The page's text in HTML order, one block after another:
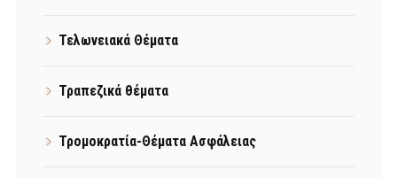
Τελωνειακά Θέματα
Τραπεζικά θέματα
Τρομοκρατία-Θέματα Ασφάλειας